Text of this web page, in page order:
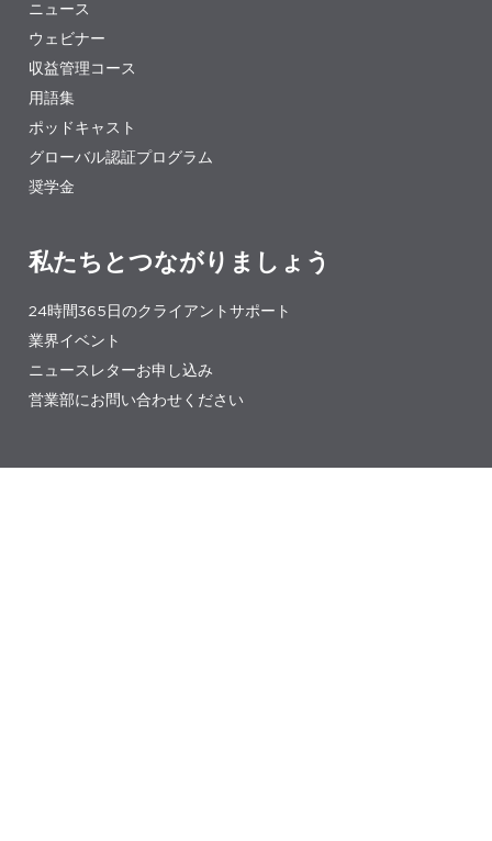
ニュース
ウェビナー
収益管理コース
用語集
ポッドキャスト
グローバル認証プログラム
奨学金
私たちとつながりましょう
24時間365日のクライアントサポート
業界イベント
ニュースレターお申し込み
営業部にお問い合わせください